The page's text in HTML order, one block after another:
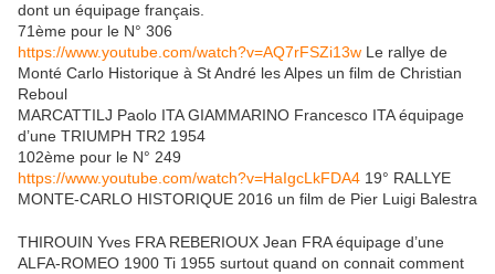
dont un équipage français.
71ème pour le N° 306
https://www.youtube.com/watch?v=AQ7rFSZi13w Le rallye de
Monté Carlo Historique à St André les Alpes un film de Christian
Reboul
MARCATTILJ Paolo ITA GIAMMARINO Francesco ITA équipage
d’une TRIUMPH TR2 1954
102ème pour le N° 249
https://www.youtube.com/watch?v=HaIgcLkFDA4 19° RALLYE
MONTE-CARLO HISTORIQUE 2016 un film de Pier Luigi Balestra
THIROUIN Yves FRA REBERIOUX Jean FRA équipage d’une
ALFA-ROMEO 1900 Ti 1955 surtout quand on connait comment